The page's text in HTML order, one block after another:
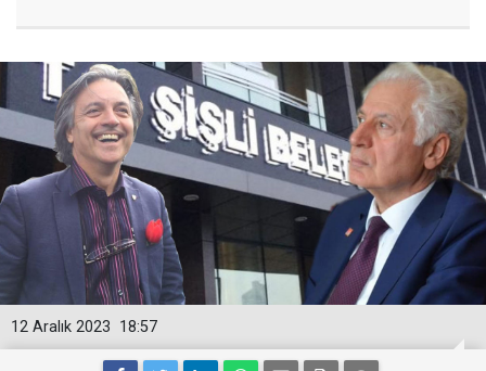
18:57
12 Aralık 2023